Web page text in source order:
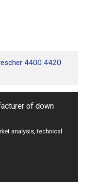
4400 4420
of down
analysis, technical